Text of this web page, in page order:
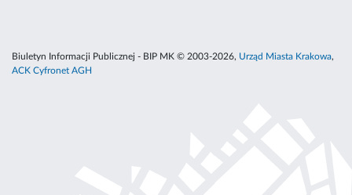
Biuletyn Informacji Publicznej - BIP MK © 2003-2026, Urząd Miasta Krakowa,
ACK Cyfronet AGH